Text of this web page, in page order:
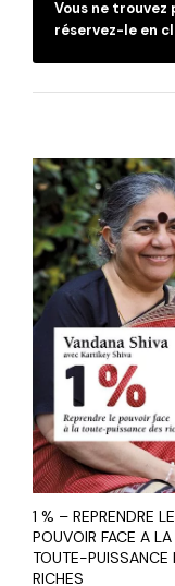
Vous ne trouvez
réservez-le en
1 % – REPRENDRE LE
POUVOIR FACE A LA
TOUTE-PUISSANCE
RICHES